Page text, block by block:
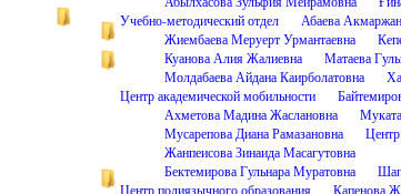
Учебно-методический отдел
Абаева
Жиембаева Меруерт Урмантаевна
Куанова Алия Жалиевна
Матаева
Молдабаева Айдана Каирболатовна
Центр академической мобильности
Ахметова Мадина Жаслановна
Мусарепова Диана Рамазановна
Жанпеисова Зинаида Масагутовна
Бектемирова Гульнара Муратовна
Центр полиязычного образования
Капенова